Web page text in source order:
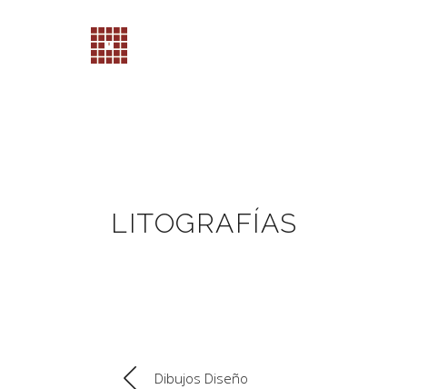
LITOGRAFÍAS
Dibujos Diseño